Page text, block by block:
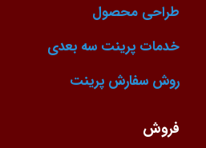
طراحی محصول
خدمات پرینت سه بعدی
روش سفارش پرینت
فروش